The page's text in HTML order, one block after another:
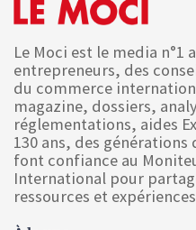
Le Moci est le media n°1
entrepreneurs, des
du commerce
magazine, dossiers,
réglementations, aides
130 ans, des
font confiance au
International pour
ressources et